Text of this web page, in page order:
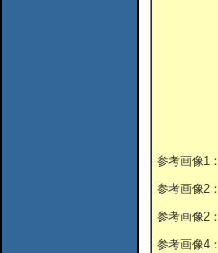
参考画像1：
参考画像2：
参考画像2：
参考画像4：